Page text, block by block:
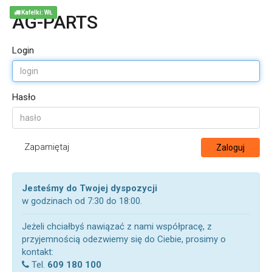
AG-PARTS
Login
Hasło
Zapamiętaj Zaloguj
Jesteśmy do Twojej dyspozycji
w godzinach od 7:30 do 18:00.
Jeżeli chciałbyś nawiązać z nami współpracę, z
przyjemnością odezwiemy się do Ciebie, prosimy o
kontakt:
Tel. 609 180 100
Kafelki: WŁ